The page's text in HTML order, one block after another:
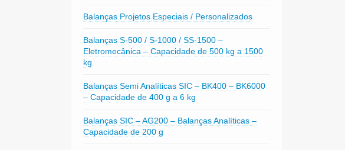
Balanças Projetos Especiais / Personalizados
Balanças S-500 / S-1000 / SS-1500 –
Eletromecânica – Capacidade de 500 kg a 1500
kg
Balanças Semi Analíticas SIC – BK400 – BK6000
– Capacidade de 400 g a 6 kg
Balanças SIC – AG200 – Balanças Analíticas –
Capacidade de 200 g